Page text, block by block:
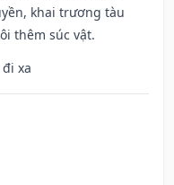
khai trương tàu
thêm súc vật.
xa